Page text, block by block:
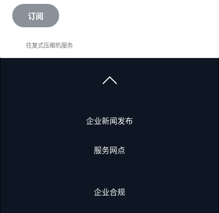
订阅
往复式压缩机服务
企业新闻发布
服务网点
企业合规